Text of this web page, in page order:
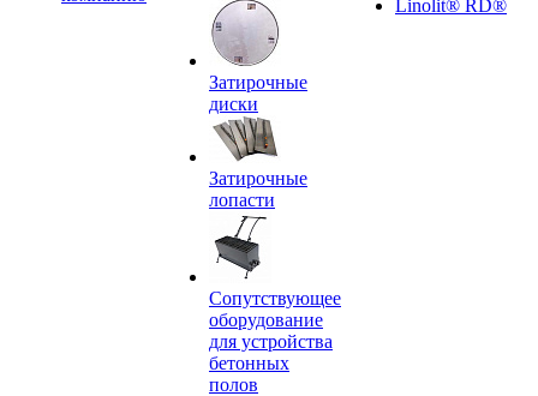
Затирочные
диски
Затирочные
лопасти
Сопутствующее
оборудование
для устройства
бетонных
полов
Linolit® RD®